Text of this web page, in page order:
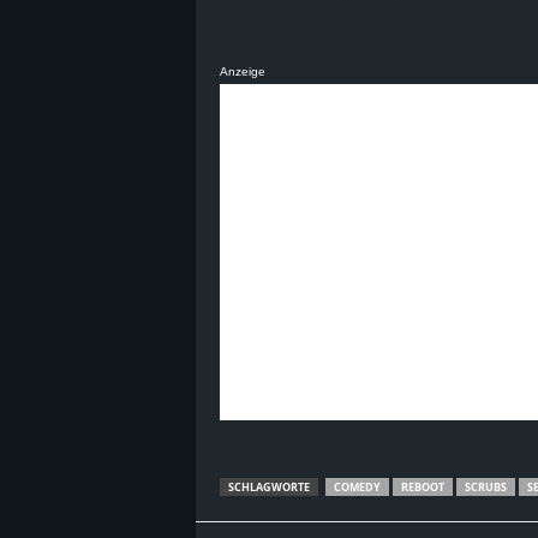
l
Anzeige
SCHLAGWORTE COMEDY REBOOT SCRUBS